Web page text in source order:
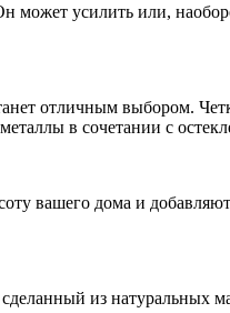
усилить или,
отличным выбором.
в сочетании с
вашего дома и
из натуральных